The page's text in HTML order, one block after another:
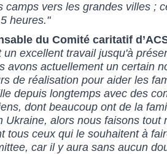
camps vers les grandes villes ;
heures."
du Comité caritatif
un excellent travail jusqu'à
avons actuellement un certain
de réalisation pour aider les
depuis longtemps avec des
dont beaucoup ont de la
Ukraine, alors nous faisons tout
tous ceux qui le souhaitent à
car il y aura sans aucun